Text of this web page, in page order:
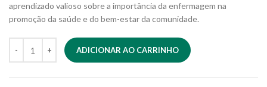
aprendizado valioso sobre a importância da enfermagem na
promoção da saúde e do bem-estar da comunidade.
ADICIONAR AO CARRINHO